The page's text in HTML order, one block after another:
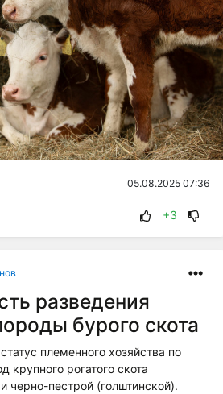
05.08.2025 07:36
+3
разведения
бурого скота
племенного хозяйства по
крупного рогатого скота
черно-пестрой (голштинской).